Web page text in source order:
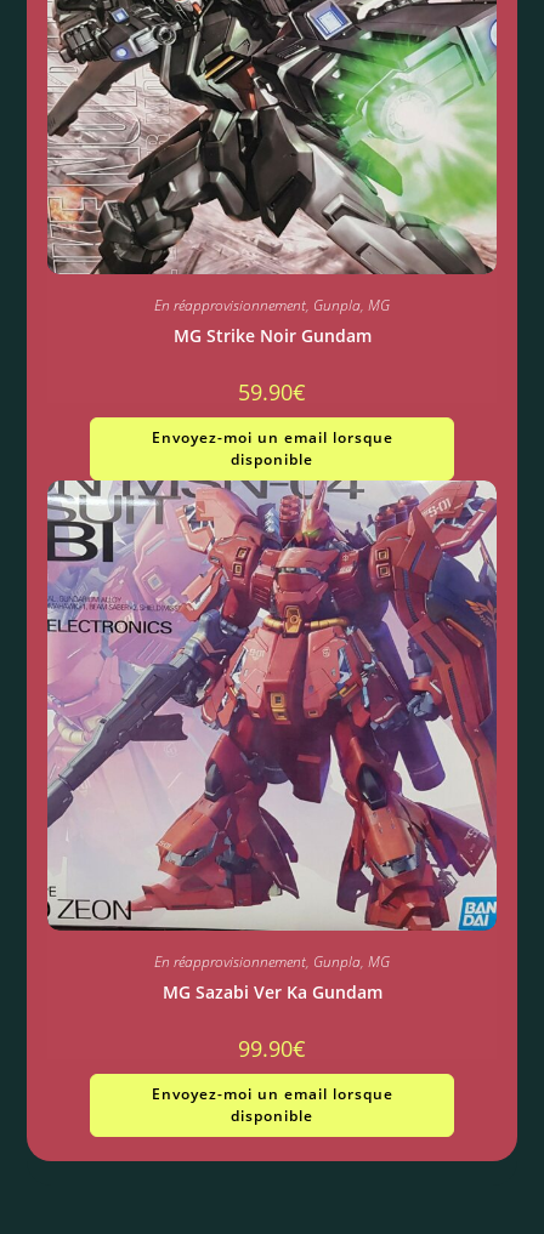
En réapprovisionnement, Gunpla, MG
MG Strike Noir Gundam
59.90€
Envoyez-moi un email lorsque
disponible
En réapprovisionnement, Gunpla, MG
MG Sazabi Ver Ka Gundam
99.90€
Envoyez-moi un email lorsque
disponible